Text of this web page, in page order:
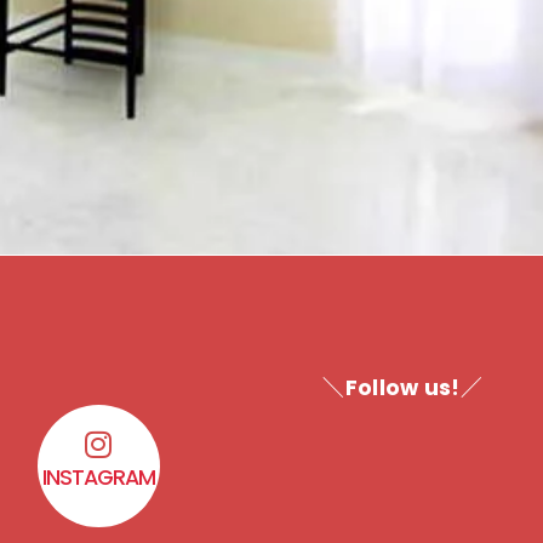
＼Follow us!／
INSTAGRAM